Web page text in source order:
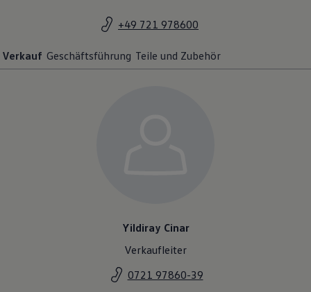
+49 721 978600
Verkauf Geschäftsführung Teile und Zubehör
Yildiray Cinar
Verkaufleiter
0721 97860-39